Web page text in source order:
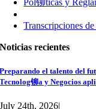
Transcripciones
Noticias recientes
Preparando el talento del
Tecnolog铆a y Negocios
July 24th, 2026|